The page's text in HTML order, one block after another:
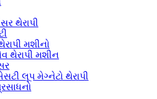
થેરાપી
મશીનો
થેરાપી મશીન
લૂપ મેગ્નેટો થેરાપી